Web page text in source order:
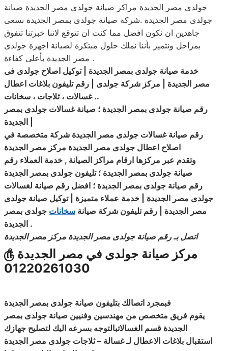
جولدى مصر الجديدة مراكز صيانة جولدى مصر الجديدة صيانة
جولدى مصر الجديدة .شركة صيانة جولدى بمصر الجديدة نسعى
جاهدين ان نكون افضل مما كنت ان تتوقع لاننا خبرتنا تتفوق
بمراحل ونتميز بأننا نملك حلول مبتكرة لصيانة اجهزة جولدى
مصر الجديدة بأعلى كفاءة .
خدمة صيانة جولدى بمصر الجديدة | توكيل اصلاح جولدى فى
مصر الجديدة | مركز شركة جولدى | رقم تليفون بلاغات اعطال
غسالات ، ثلاجات ، سخانات..
رقم صيانة جولدى بمصر الجديدة ؛ صيانة غسالات جولدى بمصر
رقم صيانة غسالات جولدى مصر الجديدة شركة متخصصة في
اصلاح اعطال جولدى مصر الجديدة مركز مصر الجديدة
وتقدم عبر مركزها ارقام مراكز الصيانة , خدمة العملاء رقم
صيانة جولدى بمصر الجديدة ؛ تليفون جولدى بمصر الجديدة
رقم صيانة جولدى بمصر الجديدة ؛ افضل رقم صيانة لغسالات
جولدى مصر الجديدة | خدمة عملاء متميزة | توكيل صيانة جولدى
مصر الجديدة | رقم تليفون شركة صيانة سخانات جولدى بمصر
.
اتصل بـ رقم صيانة جولدى مصر الجديدة مركز مصر الجديدة
مركز صيانة جولدى في مصر الجديدة ௹
01220261030
فبمجرد اتصالك بتليفون صيانة جولدى بمصر الجديدة
يقوم فريق متخصص من مهندسين وفنيين صيانة جولدى بمصر
الجديدة قسم الغسالاتبالتوجه بسرعه اليك لتصليح جهازك
استقبال بلاغات الاعطال لـ غسالة –ثلاجات جولدى مصر الجديدة